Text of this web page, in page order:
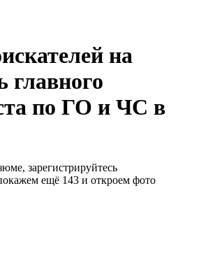
на
главного
по ГО и ЧС в
зарегистрируйтесь
ещё 143 и откроем фото